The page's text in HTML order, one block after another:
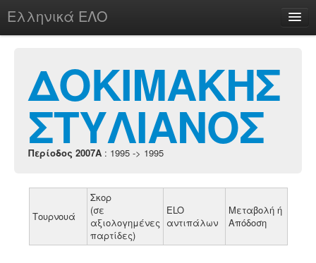
Ελληνικά ΕΛΟ
chesstu.be @ discord
Login
ΔΟΚΙΜΑΚΗΣ
ΣΤΥΛΙΑΝΟΣ
Περίοδος 2007A : 1995 -> 1995
Τουρνουά
Σκορ
(σε
αξιολογημένες
παρτίδες)
ELO
αντιπάλων
Μεταβολή ή
Απόδοση